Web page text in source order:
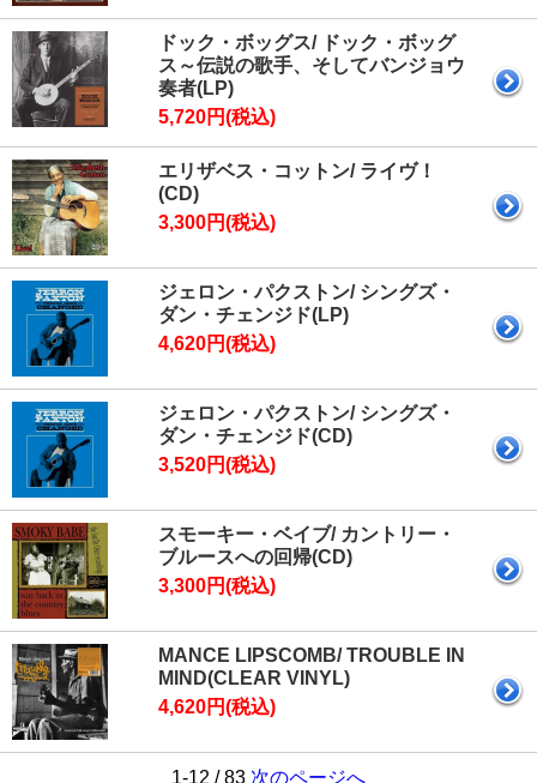
ドック・ボッグス/ ドック・ボッグ
ス～伝説の歌手、そしてバンジョウ
奏者(LP)
5,720円(税込)
エリザベス・コットン/ ライヴ！
(CD)
3,300円(税込)
ジェロン・パクストン/ シングズ・
ダン・チェンジド(LP)
4,620円(税込)
ジェロン・パクストン/ シングズ・
ダン・チェンジド(CD)
3,520円(税込)
スモーキー・ベイブ/ カントリー・
ブルースへの回帰(CD)
3,300円(税込)
MANCE LIPSCOMB/ TROUBLE IN
MIND(CLEAR VINYL)
4,620円(税込)
1-12 / 83 次のページへ